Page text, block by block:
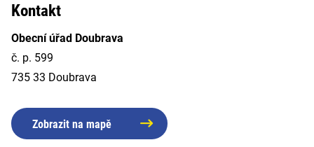
Kontakt
Obecní úřad Doubrava
č. p. 599
735 33 Doubrava
Zobrazit na mapě